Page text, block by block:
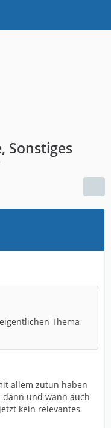
Sonstiges
Thema
allem zutun haben
und wann auch
kein relevantes